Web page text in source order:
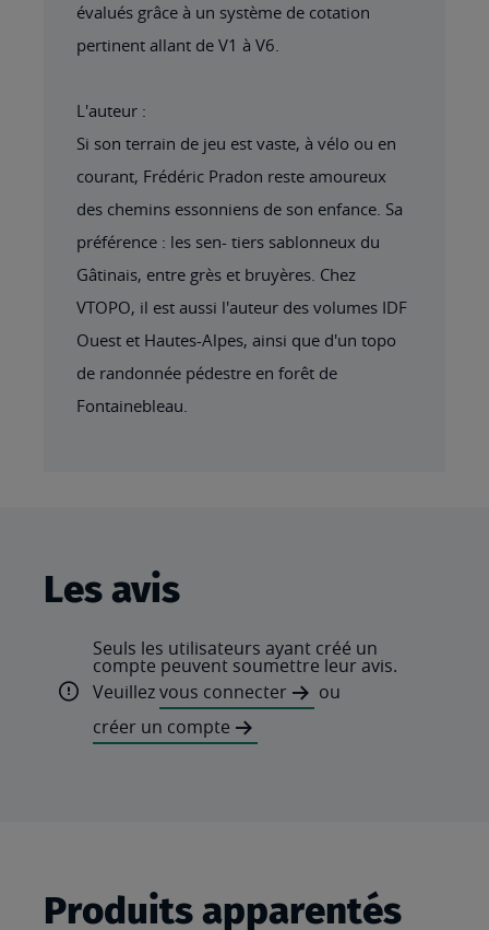
évalués grâce à un système de cotation
pertinent allant de V1 à V6.
L'auteur :
Si son terrain de jeu est vaste, à vélo ou en
courant, Frédéric Pradon reste amoureux
des chemins essonniens de son enfance. Sa
préférence : les sen- tiers sablonneux du
Gâtinais, entre grès et bruyères. Chez
VTOPO, il est aussi l'auteur des volumes IDF
Ouest et Hautes-Alpes, ainsi que d'un topo
de randonnée pédestre en forêt de
Fontainebleau.
Les avis
Seuls les utilisateurs ayant créé un
compte peuvent soumettre leur avis.
Veuillezvous connecter
ou
créer un compte
Produits apparentés